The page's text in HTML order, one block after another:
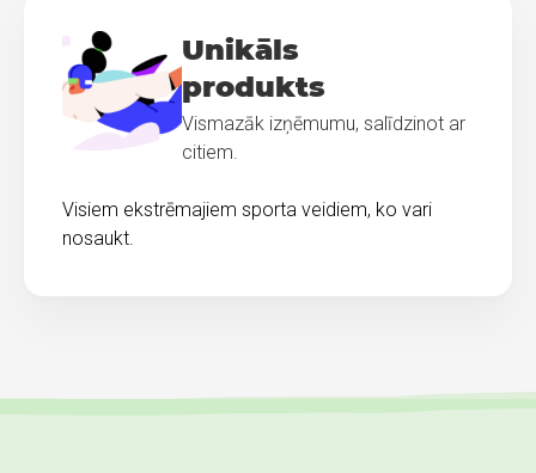
Unikāls
produkts
Vismazāk izņēmumu, salīdzinot ar
citiem.
Visiem ekstrēmajiem sporta veidiem, ko vari
nosaukt.